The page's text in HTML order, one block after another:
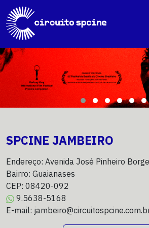
SPCINE JAMBEIRO
Endereço: Avenida José Pinheiro
Bairro: Guaianases
CEP: 08420-092
9.5638-5168
E-mail: